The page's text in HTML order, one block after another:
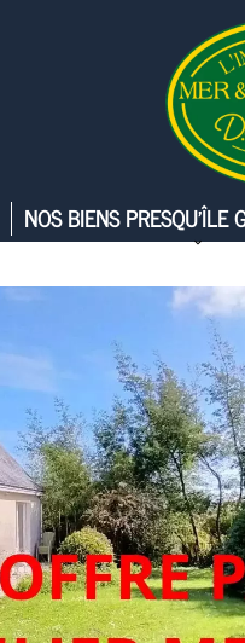
NOS BIENS PRESQU’ÎLE